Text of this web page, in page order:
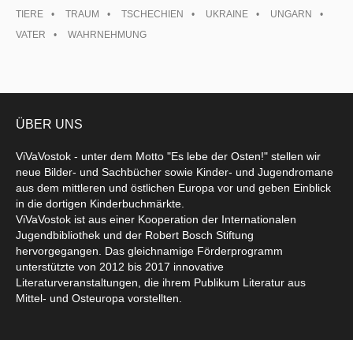
TIERE
TRAUM TSCHECHIEN UKRAINE
UNGARN
VATER
WAHRNEHMUNG
ÜBER UNS
ViVaVostok - unter dem Motto "Es lebe der Osten!" stellen wir
neue Bilder- und Sachbücher sowie Kinder- und Jugendromane
aus dem mittleren und östlichen Europa vor und geben Einblick
in die dortigen Kinderbuchmärkte.
ViVaVostok ist aus einer Kooperation der Internationalen
Jugendbibliothek und der Robert Bosch Stiftung
hervorgegangen. Das gleichnamige Förderprogramm
unterstützte von 2012 bis 2017 innovative
Literaturveranstaltungen, die ihrem Publikum Literatur aus
Mittel- und Osteuropa vorstellten.